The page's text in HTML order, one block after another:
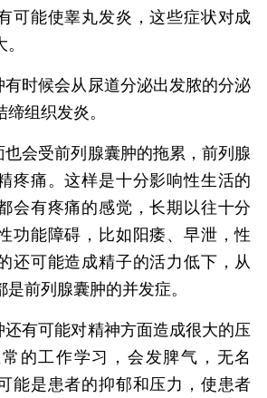
可能使睾丸发炎，这些症状对成
有时候会从尿道分泌出发脓的分泌
组织发炎。
也会受前列腺囊肿的拖累，前列腺
疼痛。这样是十分影响性生活的
会有疼痛的感觉，长期以往十分
功能障碍，比如阳痿、早泄，性
还可能造成精子的活力低下，从
前列腺囊肿的并发症。
还有可能对精神方面造成很大的压
的工作学习，会发脾气，无名
能是患者的抑郁和压力，使患者